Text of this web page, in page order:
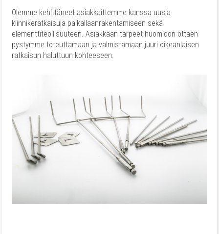
Olemme kehittäneet asiakkaittemme kanssa uusia
kiinnikeratkaisuja paikallaanrakentamiseen sekä
elementtiteollisuuteen. Asiakkaan tarpeet huomioon ottaen
pystymme toteuttamaan ja valmistamaan juuri oikeanlaisen
ratkaisun haluttuun kohteeseen.